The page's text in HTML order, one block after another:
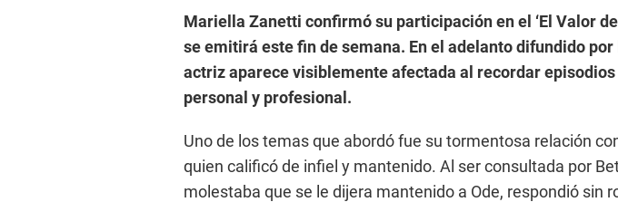
Mariella Zanetti confirmó su participación en el ‘El Valor de
se emitirá este fin de semana. En el adelanto difundido por
actriz aparece visiblemente afectada al recordar episodios
personal y profesional.
Uno de los temas que abordó fue su tormentosa relación
quien calificó de infiel y mantenido. Al ser consultada por
molestaba que se le dijera mantenido a Ode, respondió sin